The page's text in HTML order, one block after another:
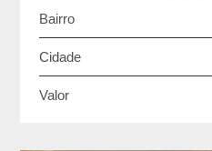
Bairro
Cidade
Valor